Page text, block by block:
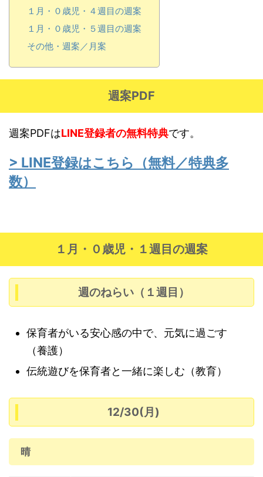
１月・０歳児・４週目の週案
１月・０歳児・５週目の週案
その他・週案／月案
週案PDF
週案PDFはLINE登録者の無料特典です。
> LINE登録はこちら（無料／特典多
数）
１月・０歳児・１週目の週案
週のねらい（１週目）
保育者がいる安心感の中で、元気に過ごす
（養護）
伝統遊びを保育者と一緒に楽しむ（教育）
12/30(月)
晴